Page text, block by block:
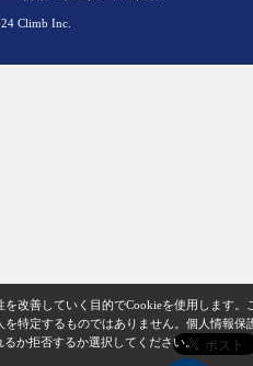
Climb Inc.
改善していく目的でCookieを使用します。
特定するものではありません。 個人情報保
るか拒否するか選択してください。